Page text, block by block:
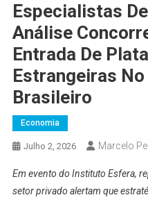
Especialistas
Análise
Entrada De
Estrangeiras
Brasileiro
Economia
Julho 2, 2026 Marcelo
Em evento do Instituto Esfera,
setor privado alertam que